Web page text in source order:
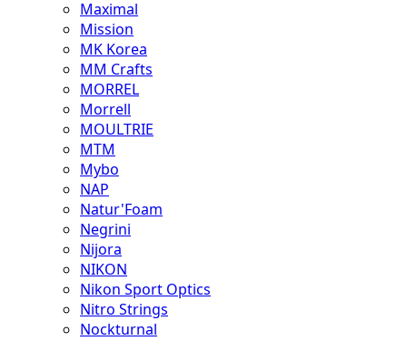
Maximal
Mission
MK Korea
MM Crafts
MORREL
Morrell
MOULTRIE
MTM
Mybo
NAP
Natur'Foam
Negrini
Nijora
NIKON
Nikon Sport Optics
Nitro Strings
Nockturnal